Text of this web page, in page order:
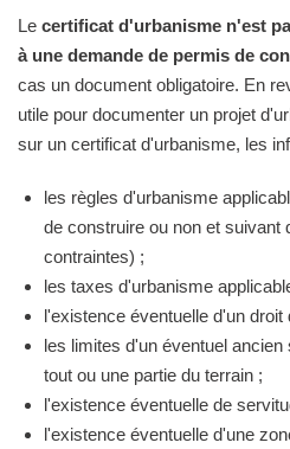
Le certificat d'urbanisme n'est
à une demande de permis de
cas un document obligatoire. En
utile pour documenter un projet
sur un certificat d'urbanisme, les
les règles d'urbanisme
de construire ou non et suivant
contraintes) ;
les taxes d'urbanisme
l'existence éventuelle d'un droit
les limites d'un éventuel
tout ou une partie du terrain ;
l'existence éventuelle de
l'existence éventuelle d'une